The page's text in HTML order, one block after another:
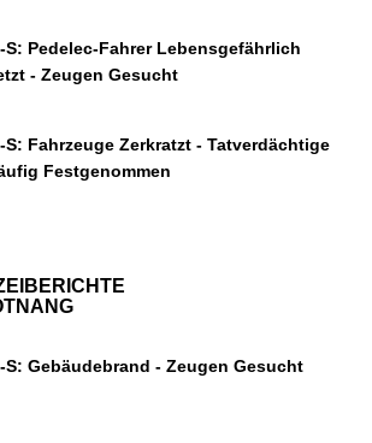
S: Pedelec-Fahrer Lebensgefährlich
- Zeugen Gesucht
S: Fahrzeuge Zerkratzt - Tatverdächtige
Festgenommen
S: Gebäudebrand - Zeugen Gesucht